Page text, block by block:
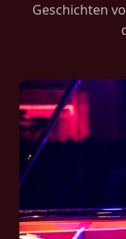
Geschichten